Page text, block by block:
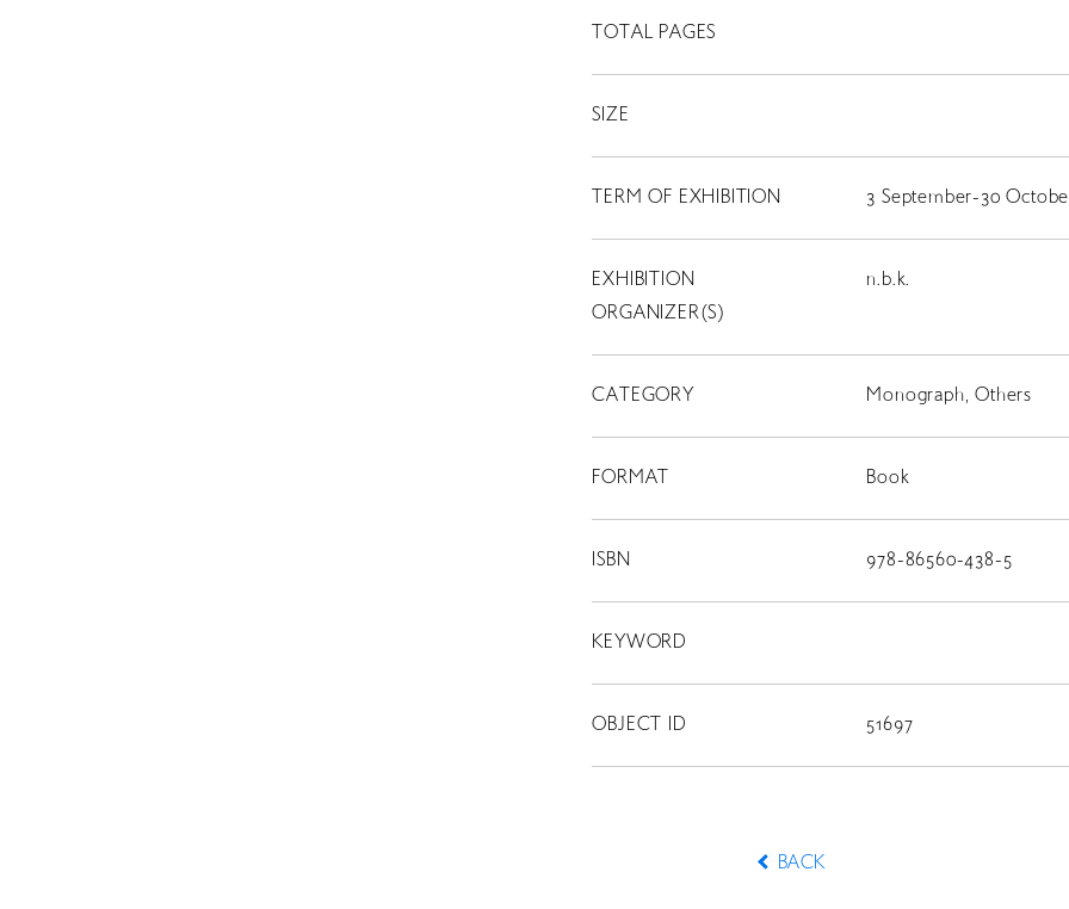
THINK ISLANDS
LIBRARY
RETRACE
コンサート
TOTAL PAGES
SIZE
TERM OF EXHIBITION 3 September-30
EXHIBITION
ORGANIZER(S)
n.b.k.
CATEGORY Monograph, Others
FORMAT Book
ISBN 978-86560-438-5
KEYWORD
OBJECT ID 51697
BACK